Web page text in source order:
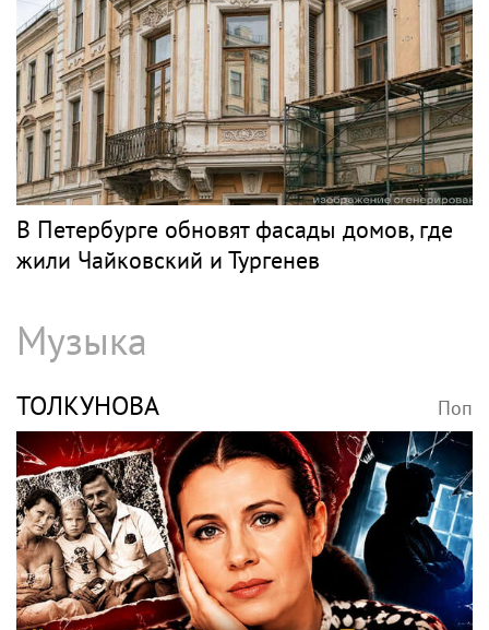
В Петербурге обновят фасады домов, где
жили Чайковский и Тургенев
Музыка
ТОЛКУНОВА Поп